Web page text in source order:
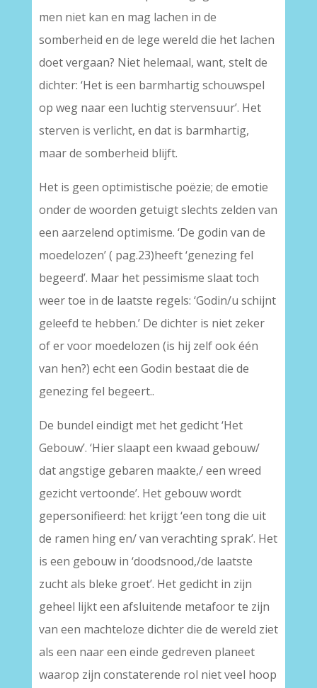
men niet kan en mag lachen in de
somberheid en de lege wereld die het lachen
doet vergaan? Niet helemaal, want, stelt de
dichter: ‘Het is een barmhartig schouwspel
op weg naar een luchtig stervensuur’. Het
sterven is verlicht, en dat is barmhartig,
maar de somberheid blijft.
Het is geen optimistische poëzie; de emotie
onder de woorden getuigt slechts zelden van
een aarzelend optimisme. ‘De godin van de
moedelozen’ ( pag.23)heeft ‘genezing fel
begeerd’. Maar het pessimisme slaat toch
weer toe in de laatste regels: ‘Godin/u schijnt
geleefd te hebben.’ De dichter is niet zeker
of er voor moedelozen (is hij zelf ook één
van hen?) echt een Godin bestaat die de
genezing fel begeert..
De bundel eindigt met het gedicht ‘Het
Gebouw’. ‘Hier slaapt een kwaad gebouw/
dat angstige gebaren maakte,/ een wreed
gezicht vertoonde’. Het gebouw wordt
gepersonifieerd: het krijgt ‘een tong die uit
de ramen hing en/ van verachting sprak’. Het
is een gebouw in ‘doodsnood,/de laatste
zucht als bleke groet’. Het gedicht in zijn
geheel lijkt een afsluitende metafoor te zijn
van een machteloze dichter die de wereld ziet
als een naar een einde gedreven planeet
waarop zijn constaterende rol niet veel hoop